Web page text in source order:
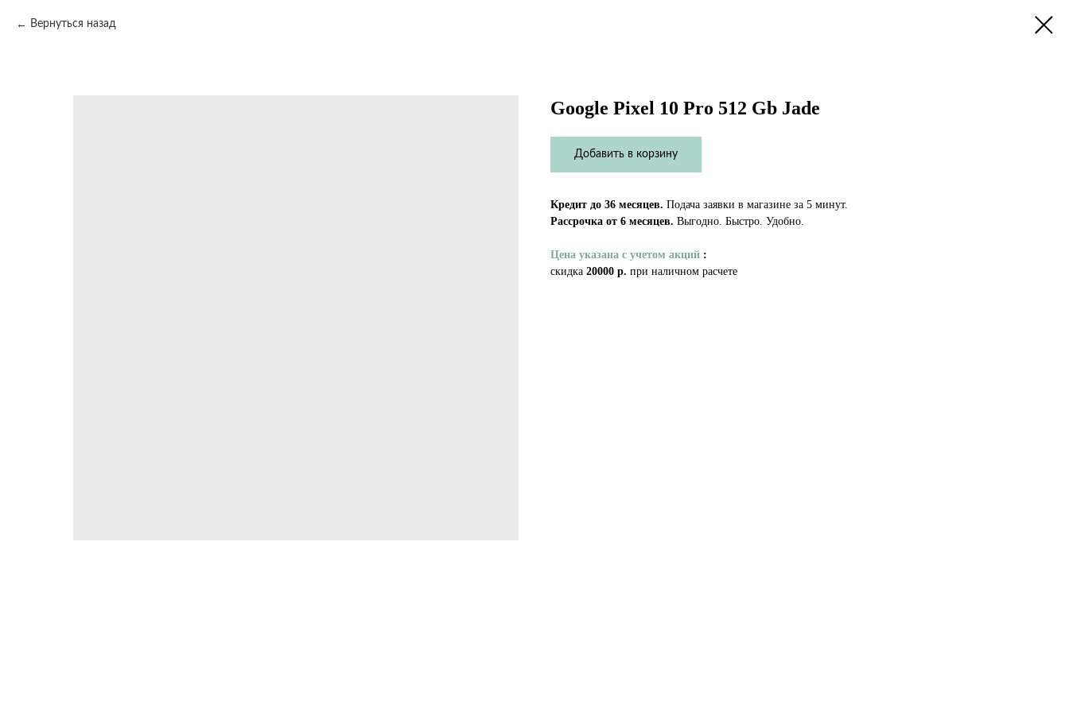
Вернуться назад
Google Pixel 10 Pro 512 Gb Jade
Добавить в корзину
Кредит до 36 месяцев. Подача заявки в магазине за 5 минут.
Рассрочка от 6 месяцев. Выгодно. Быстро. Удобно.
Цена указана с учетом акций :
скидка 20000 р. при наличном расчете